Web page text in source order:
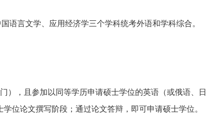
语言文学、应用经济学三个学科统考外语和学科综合。
），且参加以同等学历申请硕士学位的英语（或俄语、日
位论文撰写阶段；通过论文答辩，即可申请硕士学位。